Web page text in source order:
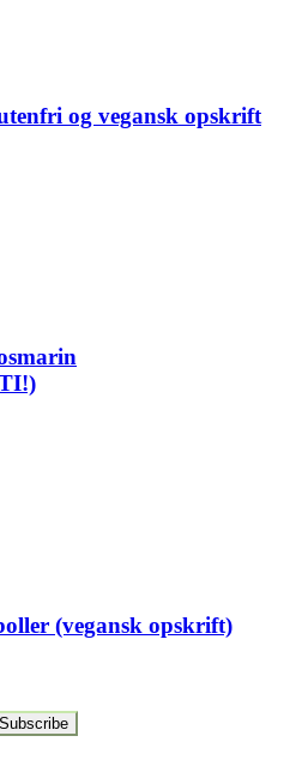
og vegansk opskrift
(vegansk opskrift)